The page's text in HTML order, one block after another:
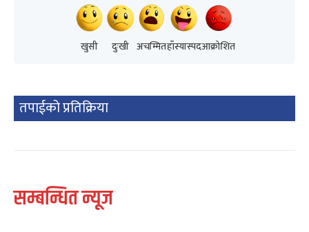
खुसी दुःखी अचम्मितहाँस्यास्पदआक्रोशित
तपाईको प्रतिक्रिया
सम्बन्धित न्यूज